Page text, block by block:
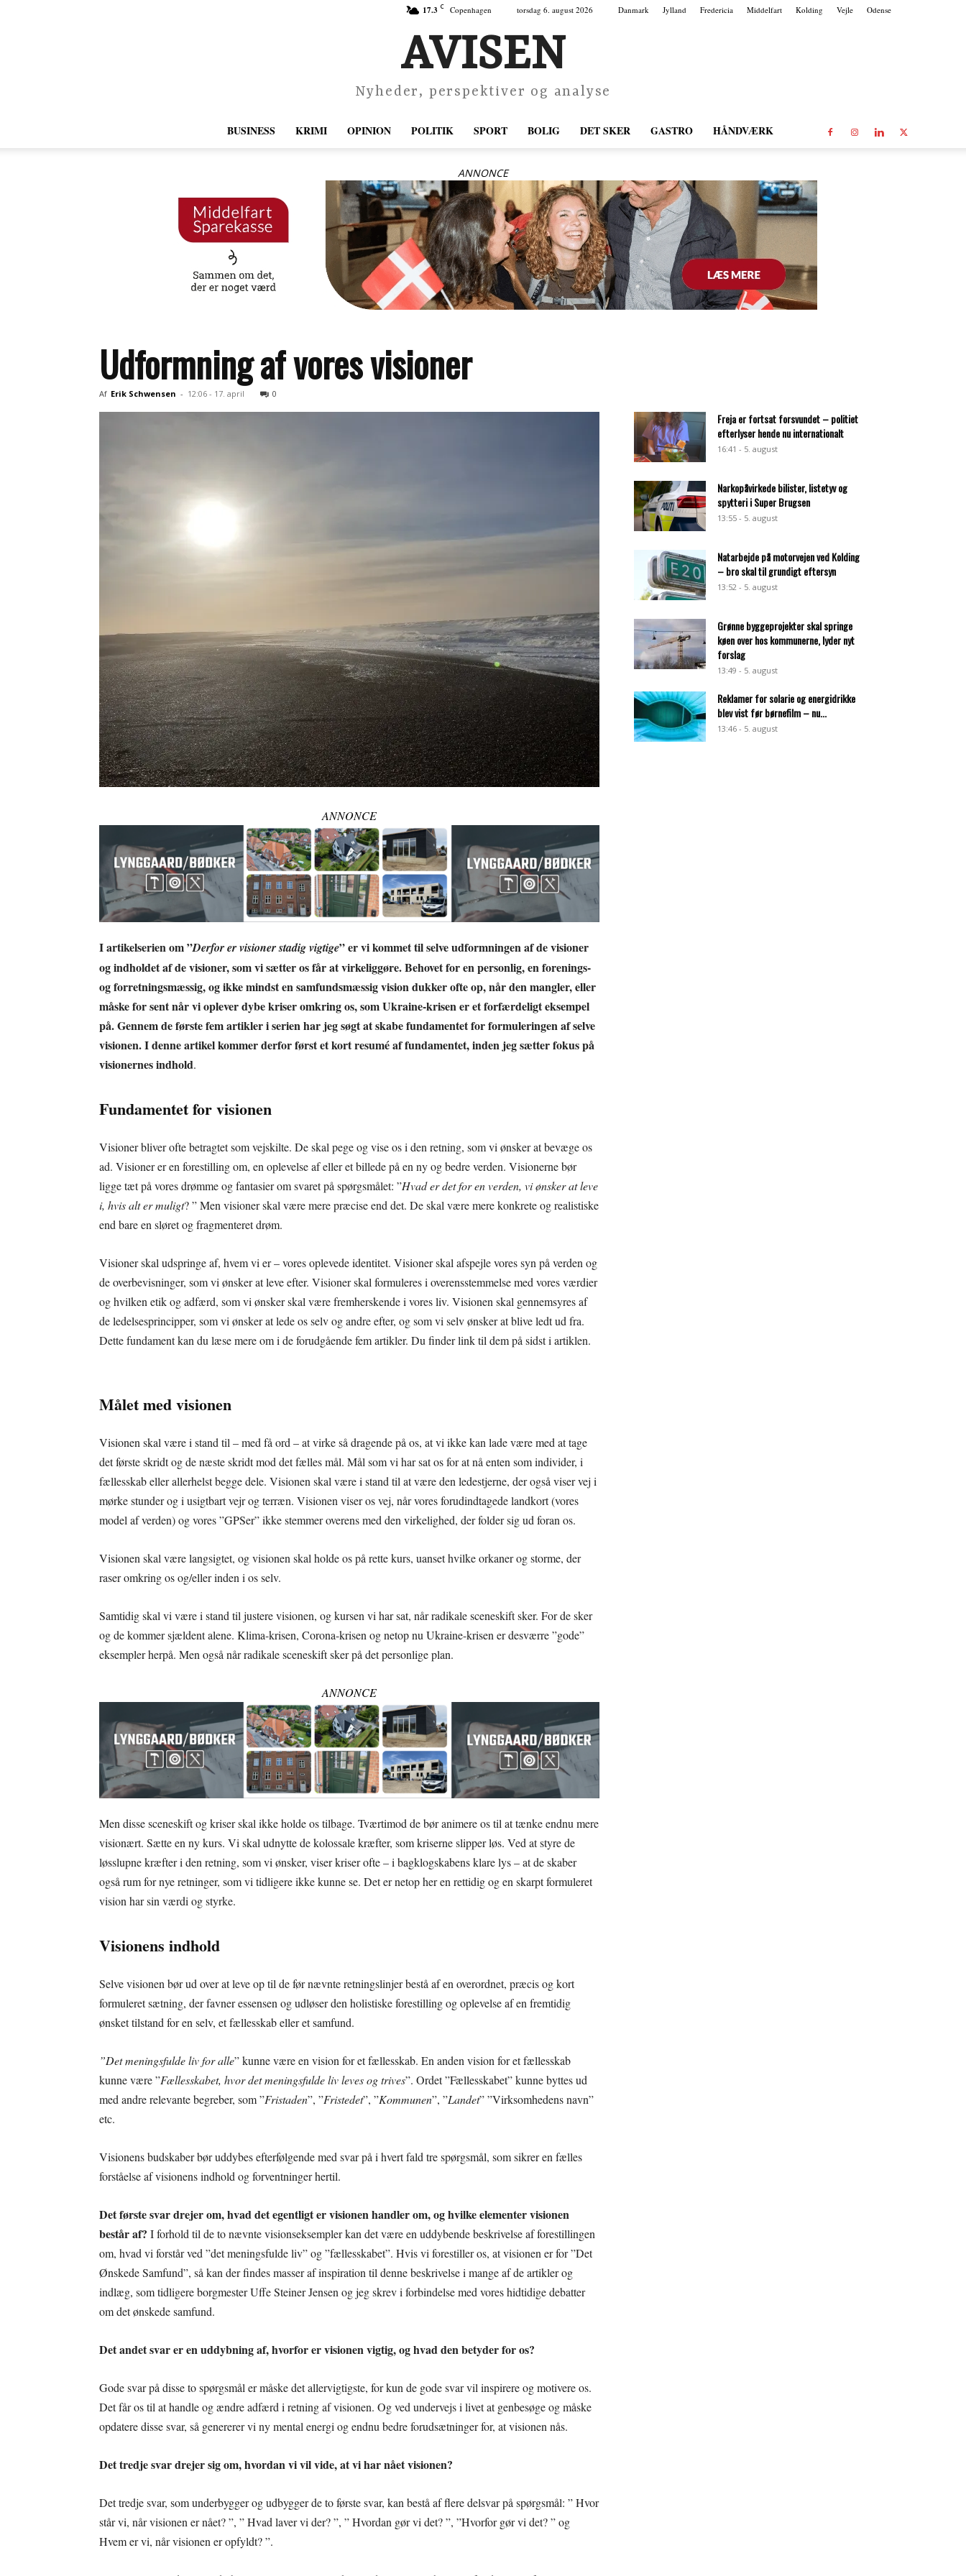
17.3 C Copenhagen torsdag 6. august 2026 Danmark Jylland Fredericia Middelfart Kolding Vejle Odense
AVISEN
Nyheder, perspektiver og analyse
BUSINESS KRIMI OPINION POLITIK SPORT BOLIG DET SKER GASTRO HÅNDVÆRK
ANNONCE
Udformning af vores visioner
Af Erik Schwensen - 12:06 - 17. april 0
ANNONCE
I artikelserien om ”Derfor er visioner stadig vigtige” er vi kommet til selve udformningen af de visioner
og indholdet af de visioner, som vi sætter os får at virkeliggøre. Behovet for en personlig, en forenings-
og forretningsmæssig, og ikke mindst en samfundsmæssig vision dukker ofte op, når den mangler, eller
måske for sent når vi oplever dybe kriser omkring os, som Ukraine-krisen er et forfærdeligt eksempel
på. Gennem de første fem artikler i serien har jeg søgt at skabe fundamentet for formuleringen af selve
visionen. I denne artikel kommer derfor først et kort resumé af fundamentet, inden jeg sætter fokus på
visionernes indhold.
Fundamentet for visionen
Visioner bliver ofte betragtet som vejskilte. De skal pege og vise os i den retning, som vi ønsker at bevæge os
ad. Visioner er en forestilling om, en oplevelse af eller et billede på en ny og bedre verden. Visionerne bør
ligge tæt på vores drømme og fantasier om svaret på spørgsmålet: ”Hvad er det for en verden, vi ønsker at leve
i, hvis alt er muligt? ” Men visioner skal være mere præcise end det. De skal være mere konkrete og realistiske
end bare en sløret og fragmenteret drøm.
Visioner skal udspringe af, hvem vi er – vores oplevede identitet. Visioner skal afspejle vores syn på verden og
de overbevisninger, som vi ønsker at leve efter. Visioner skal formuleres i overensstemmelse med vores værdier
og hvilken etik og adfærd, som vi ønsker skal være fremherskende i vores liv. Visionen skal gennemsyres af
de ledelsesprincipper, som vi ønsker at lede os selv og andre efter, og som vi selv ønsker at blive ledt ud fra.
Dette fundament kan du læse mere om i de forudgående fem artikler. Du finder link til dem på sidst i artiklen.
Målet med visionen
Visionen skal være i stand til – med få ord – at virke så dragende på os, at vi ikke kan lade være med at tage
det første skridt og de næste skridt mod det fælles mål. Mål som vi har sat os for at nå enten som individer, i
fællesskab eller allerhelst begge dele. Visionen skal være i stand til at være den ledestjerne, der også viser vej i
mørke stunder og i usigtbart vejr og terræn. Visionen viser os vej, når vores forudindtagede landkort (vores
model af verden) og vores ”GPSer” ikke stemmer overens med den virkelighed, der folder sig ud foran os.
Visionen skal være langsigtet, og visionen skal holde os på rette kurs, uanset hvilke orkaner og storme, der
raser omkring os og/eller inden i os selv.
Samtidig skal vi være i stand til justere visionen, og kursen vi har sat, når radikale sceneskift sker. For de sker
og de kommer sjældent alene. Klima-krisen, Corona-krisen og netop nu Ukraine-krisen er desværre ”gode”
eksempler herpå. Men også når radikale sceneskift sker på det personlige plan.
ANNONCE
Men disse sceneskift og kriser skal ikke holde os tilbage. Tværtimod de bør animere os til at tænke endnu mere
visionært. Sætte en ny kurs. Vi skal udnytte de kolossale kræfter, som kriserne slipper løs. Ved at styre de
løsslupne kræfter i den retning, som vi ønsker, viser kriser ofte – i bagklogskabens klare lys – at de skaber
også rum for nye retninger, som vi tidligere ikke kunne se. Det er netop her en rettidig og en skarpt formuleret
vision har sin værdi og styrke.
Visionens indhold
Selve visionen bør ud over at leve op til de før nævnte retningslinjer bestå af en overordnet, præcis og kort
formuleret sætning, der favner essensen og udløser den holistiske forestilling og oplevelse af en fremtidig
ønsket tilstand for en selv, et fællesskab eller et samfund.
”Det meningsfulde liv for alle” kunne være en vision for et fællesskab. En anden vision for et fællesskab
kunne være ”Fællesskabet, hvor det meningsfulde liv leves og trives”. Ordet ”Fællesskabet” kunne byttes ud
med andre relevante begreber, som ”Fristaden”, ”Fristedet”, ”Kommunen”, ”Landet” ”Virksomhedens navn”
etc.
Visionens budskaber bør uddybes efterfølgende med svar på i hvert fald tre spørgsmål, som sikrer en fælles
forståelse af visionens indhold og forventninger hertil.
Det første svar drejer om, hvad det egentligt er visionen handler om, og hvilke elementer visionen
består af? I forhold til de to nævnte visionseksempler kan det være en uddybende beskrivelse af forestillingen
om, hvad vi forstår ved ”det meningsfulde liv” og ”fællesskabet”. Hvis vi forestiller os, at visionen er for ”Det
Ønskede Samfund”, så kan der findes masser af inspiration til denne beskrivelse i mange af de artikler og
indlæg, som tidligere borgmester Uffe Steiner Jensen og jeg skrev i forbindelse med vores hidtidige debatter
om det ønskede samfund.
Det andet svar er en uddybning af, hvorfor er visionen vigtig, og hvad den betyder for os?
Gode svar på disse to spørgsmål er måske det allervigtigste, for kun de gode svar vil inspirere og motivere os.
Det får os til at handle og ændre adfærd i retning af visionen. Og ved undervejs i livet at genbesøge og måske
opdatere disse svar, så genererer vi ny mental energi og endnu bedre forudsætninger for, at visionen nås.
Det tredje svar drejer sig om, hvordan vi vil vide, at vi har nået visionen?
Det tredje svar, som underbygger og udbygger de to første svar, kan bestå af flere delsvar på spørgsmål: ” Hvor
står vi, når visionen er nået? ”, ” Hvad laver vi der? ”, ” Hvordan gør vi det? ”, ”Hvorfor gør vi det? ” og
Hvem er vi, når visionen er opfyldt? ”.
Freja er fortsat forsvundet – politiet
efterlyser hende nu internationalt
16:41 - 5. august
Narkopåvirkede bilister, listetyv og
spytteri i Super Brugsen
13:55 - 5. august
Natarbejde på motorvejen ved Kolding
– bro skal til grundigt eftersyn
13:52 - 5. august
Grønne byggeprojekter skal springe
køen over hos kommunerne, lyder nyt
forslag
13:49 - 5. august
Reklamer for solarie og energidrikke
blev vist før børnefilm – nu...
13:46 - 5. august